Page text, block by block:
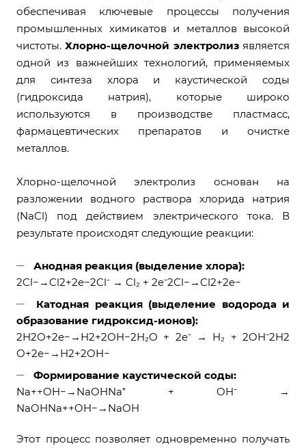
обеспечивая ключевые процессы получения
промышленных химикатов и металлов высокой
чистоты.Хлорно-щелочной электролизявляется
одной из важнейших технологий, применяемых
для синтеза хлора и каустической соды
(гидроксида натрия), которые широко
используются в производстве пластмасс,
фармацевтических препаратов и очистке
металлов.
Хлорно-щелочной электролиз основан на
разложении водного раствора хлорида натрия
(NaCl) под действием электрического тока. В
результате происходят следующие реакции:
Анодная реакция (выделение хлора):
2Cl−→Cl2+2e−2Cl⁻ → Cl₂ + 2e⁻2Cl−→Cl2​+2e−
Катодная реакция (выделение водорода и
образование гидроксид-ионов):
2H2O+2e−→H2+2OH−2H₂O + 2e⁻ → H₂ + 2OH⁻2H2​
O+2e−→H2​+2OH−
Формирование каустической соды:
Na++OH−→NaOHNa⁺ + OH⁻ →
NaOHNa++OH−→NaOH
Этот процесс позволяет одновременно получать